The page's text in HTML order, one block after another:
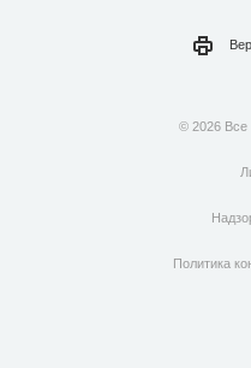
© 2026 Все
Политика